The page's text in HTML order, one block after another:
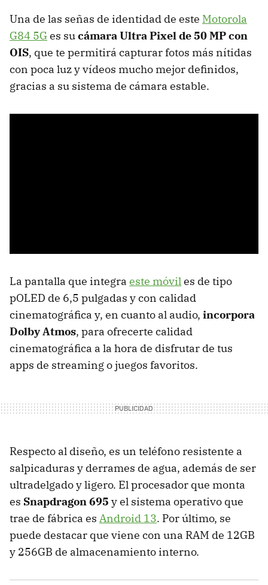
Una de las señas de identidad de este Motorola
G84 5Ges sucámara Ultra Pixel de 50 MP con
OIS, que te permitirá capturar fotos más nítidas
con poca luz y vídeos mucho mejor definidos,
gracias a su sistema de cámara estable.
La pantalla que integra este móviles de tipo
pOLED de 6,5 pulgadas y con calidad
cinematográfica y, en cuanto al audio, incorpora
Dolby Atmos, para ofrecerte calidad
cinematográfica a la hora de disfrutar de tus
apps de streaming o juegos favoritos.
Respecto al diseño, es un teléfono resistente a
salpicaduras y derrames de agua, además de ser
ultradelgado y ligero. El procesador que monta
es Snapdragon 695 y el sistema operativo que
trae de fábrica es Android 13. Por último, se
puede destacar que viene con una RAM de 12GB
y 256GB de almacenamiento interno.